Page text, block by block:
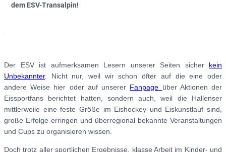
dem ESV-Transalpin!
Der ESV ist aufmerksamen Lesern unserer Seiten sicher kein
Unbekannter. Nicht nur, weil wir schon öfter auf die eine oder
andere Weise hier oder auf unserer Fanpage über Aktionen der
Eissportfans berichtet hatten, sondern auch, weil die Hallenser
mittlerweile eine feste Größe im Eishockey und Eiskunstlauf sind,
große Erfolge erringen und überregional bekannte Veranstaltungen
und Cups zu organisieren wissen.
Doch trotz aller sportlichen Ergebnisse, klasse Arbeit im Kinder- und